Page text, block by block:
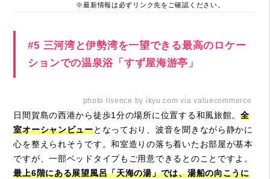
※最新情報は必ずリンク先をご確認ください。
#5 三河湾と伊勢湾を一望できる最高のロケー
ションでの温泉浴「すず屋海游亭」
photo lisence by ikyu.com via valuecommerce
日間賀島の西港から徒歩1分の場所に位置する和風旅館。全
室オーシャンビューとなっており、波音を聞きながら静かに
心を整えられそうです。和室造りの落ち着いたお部屋が基本
ですが、一部ベッドタイプもご用意できるとのことですよ。
最上6階にある展望風呂「天海の湯」では、湯船の向こうに